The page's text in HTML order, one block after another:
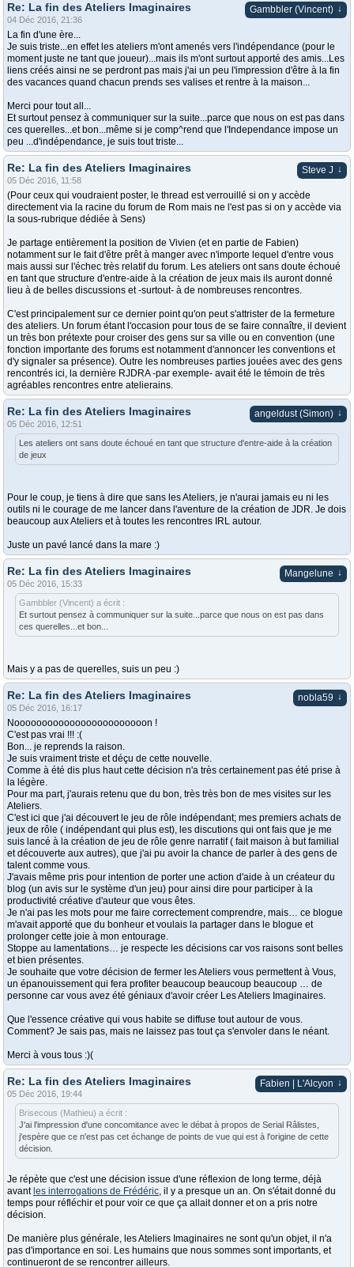
Gambbler (Vincent) ↓
Re: La fin des Ateliers Imaginaires
04 Déc 2016, 21:36
La fin d'une ère...
Je suis triste...en effet les ateliers m'ont amenés vers l'indépendance (pour le
moment juste ne tant que joueur)...mais ils m'ont surtout apporté des amis...Les
liens créés ainsi ne se perdront pas mais j'ai un peu l'impression d'être à la fin
des vacances quand chacun prends ses valises et rentre à la maison...
Merci pour tout all...
Et surtout pensez à communiquer sur la suite...parce que nous on est pas dans
ces querelles...et bon...même si je comp^rend que l'Independance impose un
peu ...d'indépendance, je suis tout triste...
Steve J ↓
Re: La fin des Ateliers Imaginaires
05 Déc 2016, 11:58
(Pour ceux qui voudraient poster, le thread est verrouillé si on y accède
directement via la racine du forum de Rom mais ne l'est pas si on y accède via
la sous-rubrique dédiée à Sens)
Je partage entièrement la position de Vivien (et en partie de Fabien)
notamment sur le fait d'être prêt à manger avec n'importe lequel d'entre vous
mais aussi sur l'échec très relatif du forum. Les ateliers ont sans doute échoué
en tant que structure d'entre-aide à la création de jeux mais ils auront donné
lieu à de belles discussions et -surtout- à de nombreuses rencontres.
C'est principalement sur ce dernier point qu'on peut s'attrister de la fermeture
des ateliers. Un forum étant l'occasion pour tous de se faire connaître, il devient
un très bon prétexte pour croiser des gens sur sa ville ou en convention (une
fonction importante des forums est notamment d'annoncer les conventions et
d'y signaler sa présence). Outre les nombreuses parties jouées avec des gens
rencontrés ici, la dernière RJDRA -par exemple- avait été le témoin de très
agréables rencontres entre atelierains.
angeldust (Simon) ↓
Re: La fin des Ateliers Imaginaires
05 Déc 2016, 12:51
Les ateliers ont sans doute échoué en tant que structure d'entre-aide à la création
de jeux
Pour le coup, je tiens à dire que sans les Ateliers, je n'aurai jamais eu ni les
outils ni le courage de me lancer dans l'aventure de la création de JDR. Je dois
beaucoup aux Ateliers et à toutes les rencontres IRL autour.
Juste un pavé lancé dans la mare :)
Mangelune ↓
Re: La fin des Ateliers Imaginaires
05 Déc 2016, 15:33
Gambbler (Vincent) a écrit :
Et surtout pensez à communiquer sur la suite...parce que nous on est pas dans
ces querelles...et bon...
Mais y a pas de querelles, suis un peu :)
nobla59 ↓
Re: La fin des Ateliers Imaginaires
05 Déc 2016, 16:17
Noooooooooooooooooooooooon !
C'est pas vrai !!! :(
Bon... je reprends la raison.
Je suis vraiment triste et déçu de cette nouvelle.
Comme à été dis plus haut cette décision n'a très certainement pas été prise à
la légère.
Pour ma part, j'aurais retenu que du bon, très très bon de mes visites sur les
Ateliers.
C'est ici que j'ai découvert le jeu de rôle indépendant; mes premiers achats de
jeux de rôle ( indépendant qui plus est), les discutions qui ont fais que je me
suis lancé à la création de jeu de rôle genre narratif ( fait maison à but familial
et découverte aux autres), que j'ai pu avoir la chance de parler à des gens de
talent comme vous.
J'avais même pris pour intention de porter une action d'aide à un créateur du
blog (un avis sur le système d'un jeu) pour ainsi dire pour participer à la
productivité créative d'auteur que vous êtes.
Je n'ai pas les mots pour me faire correctement comprendre, mais… ce blogue
m'avait apporté que du bonheur et voulais la partager dans le blogue et
prolonger cette joie à mon entourage.
Stoppe au lamentations… je respecte les décisions car vos raisons sont belles
et bien présentes.
Je souhaite que votre décision de fermer les Ateliers vous permettent à Vous,
un épanouissement qui fera profiter beaucoup beaucoup beaucoup … de
personne car vous avez été géniaux d'avoir créer Les Ateliers Imaginaires.
Que l'essence créative qui vous habite se diffuse tout autour de vous.
Comment? Je sais pas, mais ne laissez pas tout ça s'envoler dans le néant.
Merci à vous tous :)(
Fabien | L'Alcyon ↓
Re: La fin des Ateliers Imaginaires
05 Déc 2016, 19:44
Brisecous (Mathieu) a écrit :
J'ai l'impression d'une concomitance avec le débat à propos de Serial Râlistes,
j'espère que ce n'est pas cet échange de points de vue qui est à l'origine de cette
décision.
Je répète que c'est une décision issue d'une réflexion de long terme, déjà
avant les interrogations de Frédéric, il y a presque un an. On s'était donné du
temps pour réfléchir et pour voir ce que ça allait donner et on a pris notre
décision.
De manière plus générale, les Ateliers Imaginaires ne sont qu'un objet, il n'a
pas d'importance en soi. Les humains que nous sommes sont importants, et
continueront de se rencontrer ailleurs.